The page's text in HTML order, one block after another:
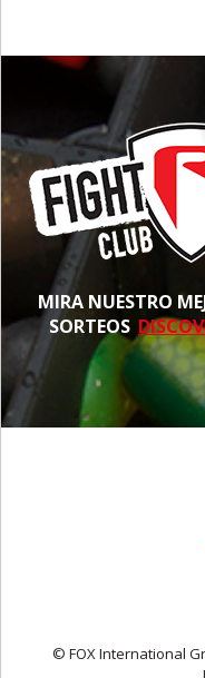
MIRA NUESTRO
SORTEOS
© FOX International